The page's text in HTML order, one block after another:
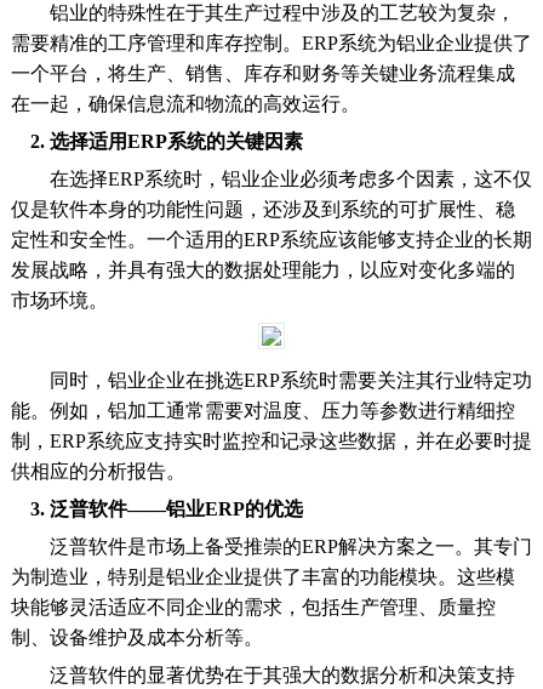
铝业的特殊性在于其生产过程中涉及的工艺较为复杂，
需要精准的工序管理和库存控制。ERP系统为铝业企业提供了
一个平台，将生产、销售、库存和财务等关键业务流程集成
在一起，确保信息流和物流的高效运行。
2. 选择适用ERP系统的关键因素
在选择ERP系统时，铝业企业必须考虑多个因素，这不仅
仅是软件本身的功能性问题，还涉及到系统的可扩展性、稳
定性和安全性。一个适用的ERP系统应该能够支持企业的长期
发展战略，并具有强大的数据处理能力，以应对变化多端的
市场环境。
同时，铝业企业在挑选ERP系统时需要关注其行业特定功
能。例如，铝加工通常需要对温度、压力等参数进行精细控
制，ERP系统应支持实时监控和记录这些数据，并在必要时提
供相应的分析报告。
3. 泛普软件——铝业ERP的优选
泛普软件是市场上备受推崇的ERP解决方案之一。其专门
为制造业，特别是铝业企业提供了丰富的功能模块。这些模
块能够灵活适应不同企业的需求，包括生产管理、质量控
制、设备维护及成本分析等。
泛普软件的显著优势在于其强大的数据分析和决策支持